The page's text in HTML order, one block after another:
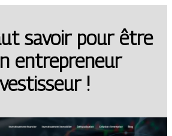
savoir pour être
entrepreneur
!